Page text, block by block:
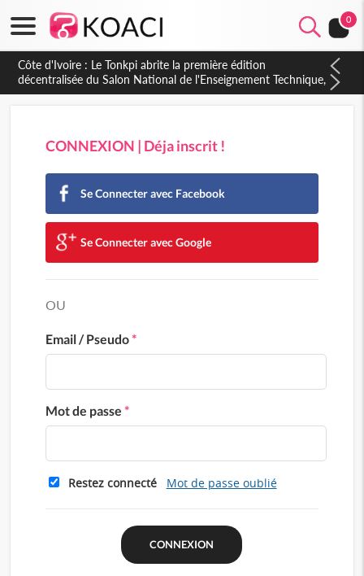
0
Côte d'Ivoire : Le Tonkpi abrite la première édition
décentralisée du Salon National de l'Enseignement Technique,
une belle opportunité pour la jeunesse
CONNEXION | Déja inscrit !
Se Connecter avec Facebook
Se Connecter avec Google
OU
Email / Pseudo*
Mot de passe *
Restez connecté Mot de passe oublié